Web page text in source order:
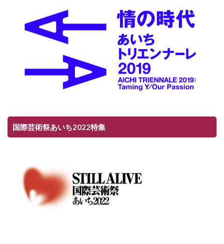
国際芸術祭あいち2022特集